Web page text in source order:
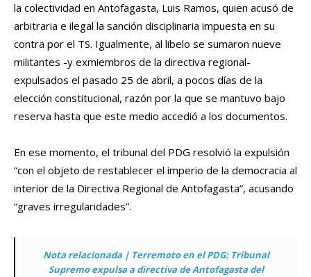
la colectividad en Antofagasta, Luis Ramos, quien acusó de
arbitraria e ilegal la sanción disciplinaria impuesta en su
contra por el TS. Igualmente, al libelo se sumaron nueve
militantes -y exmiembros de la directiva regional-
expulsados el pasado 25 de abril, a pocos días de la
elección constitucional, razón por la que se mantuvo bajo
reserva hasta que este medio accedió a los documentos.
En ese momento, el tribunal del PDG resolvió la expulsión
“con el objeto de restablecer el imperio de la democracia al
interior de la Directiva Regional de Antofagasta”, acusando
“graves irregularidades”.
Nota relacionada | Terremoto en el PDG: Tribunal
Supremo expulsa a directiva de Antofagasta del